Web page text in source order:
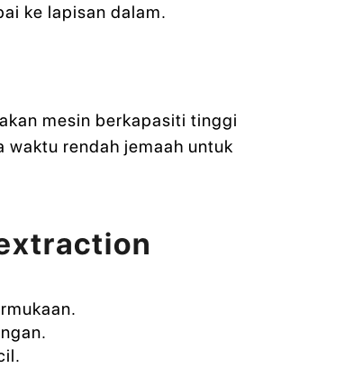
ke lapisan dalam.
mesin berkapasiti tinggi
waktu rendah jemaah untuk